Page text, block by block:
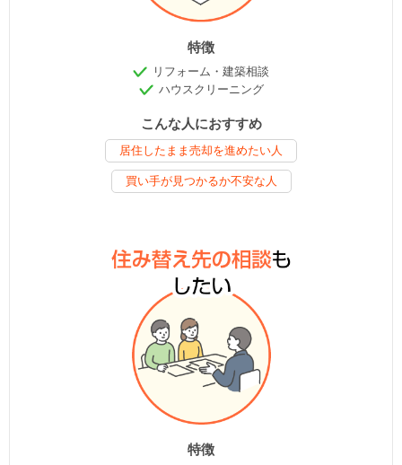
特徴
リフォーム・建築相談
ハウスクリーニング
こんな人におすすめ
居住したまま売却を進めたい人
買い手が見つかるか不安な人
特徴